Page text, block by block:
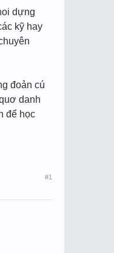
dựng
kỹ hay
đoản cú
danh
để học
#1